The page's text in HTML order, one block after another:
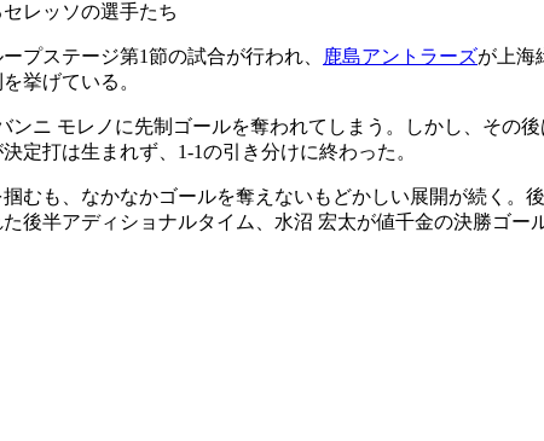
レッソの選手たち
プステージ第1節の試合が行われ、 鹿島アントラーズが上海
挙げている。
ニ モレノに先制ゴールを奪われてしまう。しかし、その
定打は生まれず、1-1の引き分けに終わった。
むも、なかなかゴールを奪えないもどかしい展開が続く。
後半アディショナルタイム、水沼 宏太が値千金の決勝ゴー